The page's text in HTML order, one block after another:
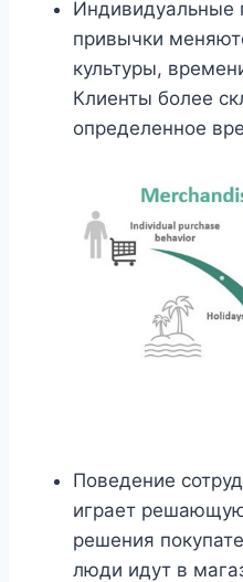
Индивидуальные
привычки
культуры,
Клиенты более
определенное
Поведение
играет
решения
люди идут в